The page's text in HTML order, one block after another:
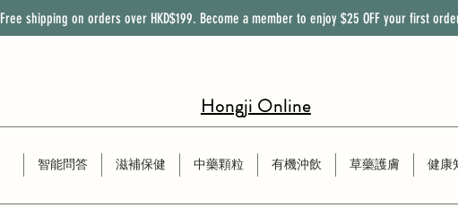
Free shipping on orders over HKD$199. Become a member to enjoy $25 OFF your first
Hongji Online
智能問答 滋補保健 中藥顆粒 有機沖飲 草藥護膚 健康